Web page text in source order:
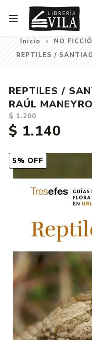
Inicio NO
REPTILES /
5% OFF
REPTILES /
RAÚL MANEYRO
$ 1.200
$ 1.140